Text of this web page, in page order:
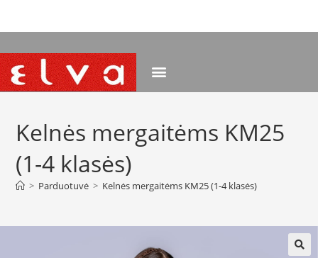
Kelnės mergaitėms KM25
(1-4 klasės)
> Parduotuvė > Kelnės mergaitėms KM25 (1-4 klasės)